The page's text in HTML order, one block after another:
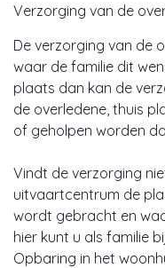
Verzorging van de
De verzorging van de
waar de familie dit
plaats dan kan de
de overledene, thuis
of geholpen worden
Vindt de verzorging
uitvaartcentrum de
wordt gebracht en
hier kunt u als familie
Opbaring in het